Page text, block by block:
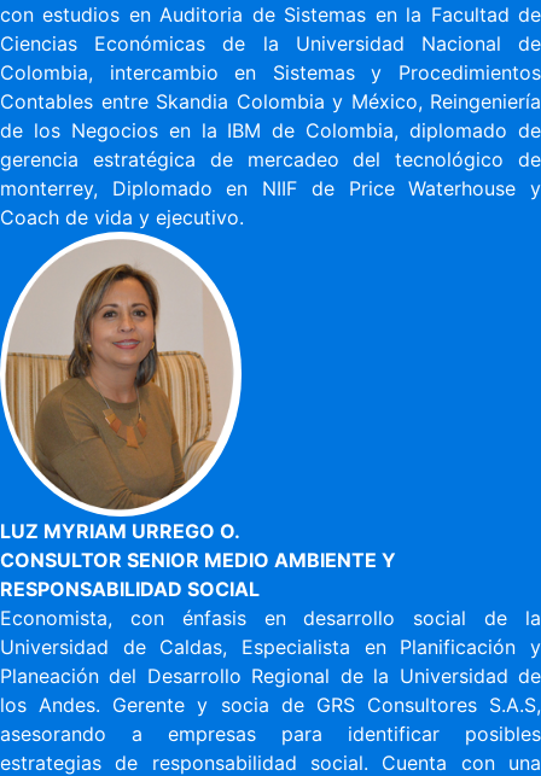
con estudios en Auditoria de Sistemas en la Facultad de
Ciencias Económicas de la Universidad Nacional de
Colombia, intercambio en Sistemas y Procedimientos
Contables entre Skandia Colombia y México, Reingeniería
de los Negocios en la IBM de Colombia, diplomado de
gerencia estratégica de mercadeo del tecnológico de
monterrey, Diplomado en NIIF de Price Waterhouse y
Coach de vida y ejecutivo.
LUZ MYRIAM URREGO O.
CONSULTOR SENIOR MEDIO AMBIENTE Y
RESPONSABILIDAD SOCIAL
Economista, con énfasis en desarrollo social de la
Universidad de Caldas, Especialista en Planificación y
Planeación del Desarrollo Regional de la Universidad de
los Andes. Gerente y socia de GRS Consultores S.A.S,
asesorando a empresas para identificar posibles
estrategias de responsabilidad social. Cuenta con una